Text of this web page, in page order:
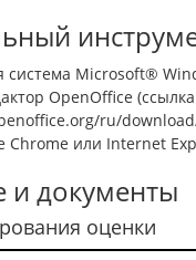
Microsoft®
OpenOffice
ru/
Chrome или Internet
и документы
оценки